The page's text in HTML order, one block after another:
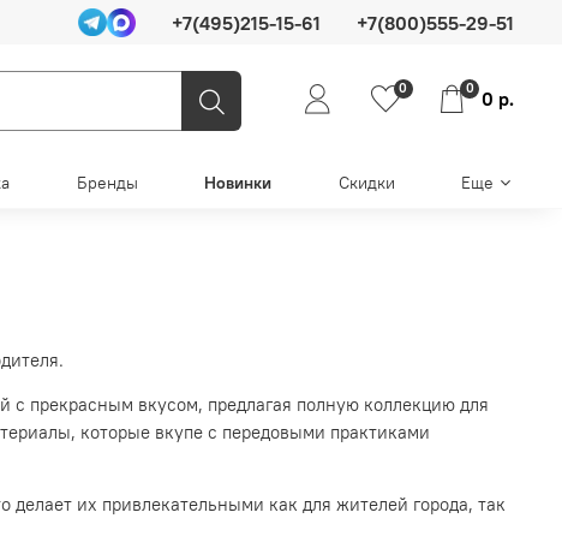
+7(495)215-15-61 +7(800)555-29-51
0 0 0 р.
Бренды Новинки Скидки Еще
.
прекрасным вкусом, предлагая полную коллекцию для
которые вкупе с передовыми практиками
их привлекательными как для жителей города, так